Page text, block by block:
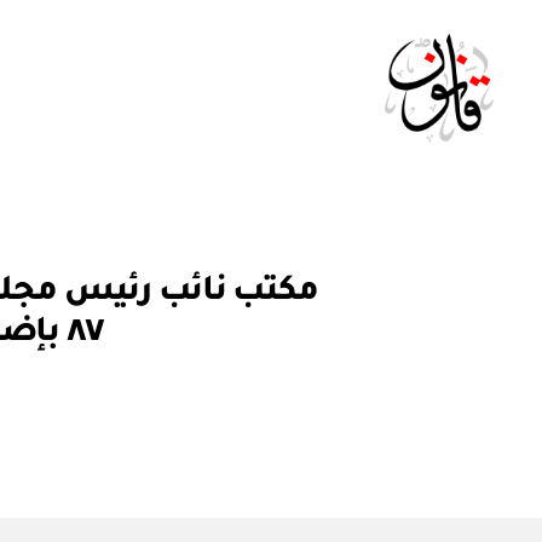
التصنيفات
٨٧ بإضافة بعض البنود إلى القرار الوزاري رقم ٤٣ / ٨٦